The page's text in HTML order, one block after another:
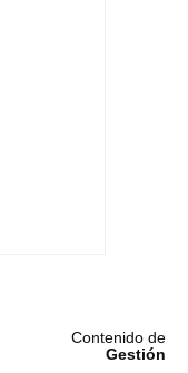
Contenido de
Gestión